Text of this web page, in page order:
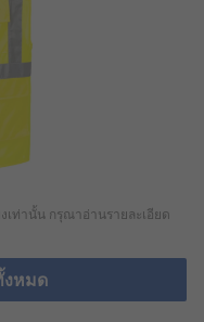
เท่านั้น กรุณาอ่านรายละเอียด
งหมด